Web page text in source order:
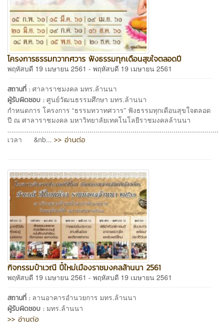
โครงการธรรมทวาทศวาร ฟังธรรมทุกเดือนสุขใจตลอดปี
พฤหัสบดี 19 เมษายน 2561 - พฤหัสบดี 19 เมษายน 2561
สถานที่ : ศาลาราชมงคล มทร.ล้านนา
ผู้รับผิดชอบ : ศูนย์วัฒนธรรมศึกษา มทร.ล้านนา
กำหนดการ โครงการ “ธรรมทวาทศวาร” ฟังธรรมทุกเดือนสุขใจตลอด
ปี ณ ศาลาราชมงคล มหาวิทยาลัยเทคโนโลยีราชมงคลล้านนา
เวลา &nb... >> อ่านต่อ
กิจกรรมป๋าเวณี ปี๋ใหม่เมืองราชมงคลล้านนา 2561
พฤหัสบดี 19 เมษายน 2561 - พฤหัสบดี 19 เมษายน 2561
สถานที่ : ลานอาคารอำนวยการ มทร.ล้านนา
ผู้รับผิดชอบ : มทร.ล้านนา
>> อ่านต่อ